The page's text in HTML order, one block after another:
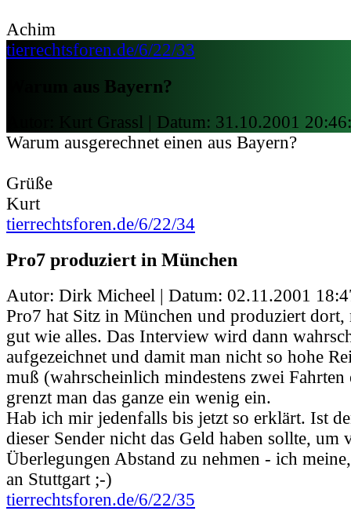
Achim
tierrechtsforen.de/6/22/33
Warum aus Bayern?
Autor: Kurt Grassl | Datum: 31.10.2001
Warum ausgerechnet einen aus Bayern?
Grüße
Kurt
tierrechtsforen.de/6/22/34
Pro7 produziert in München
Autor: Dirk Micheel | Datum: 02.11.2001
Pro7 hat Sitz in München und produziert dort,
gut wie alles. Das Interview wird dann
aufgezeichnet und damit man nicht so hohe
muß (wahrscheinlich mindestens zwei
grenzt man das ganze ein wenig ein.
Hab ich mir jedenfalls bis jetzt so erklärt. Ist
dieser Sender nicht das Geld haben sollte, um
Überlegungen Abstand zu nehmen - ich
an Stuttgart ;-)
tierrechtsforen.de/6/22/35